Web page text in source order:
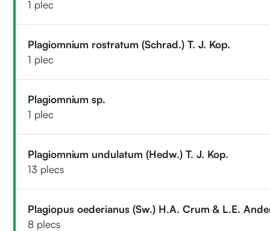
1 plec
Plagiomnium rostratum (Schrad.) T. J. Kop.
1 plec
Plagiomnium sp.
1 plec
Plagiomnium undulatum (Hedw.) T. J. Kop.
13 plecs
Plagiopus oederianus (Sw.) H.A. Crum & L.E.
8 plecs